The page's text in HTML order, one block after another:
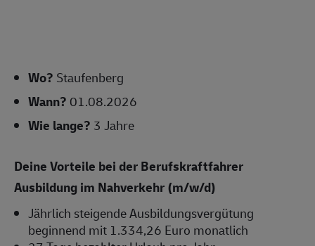
Wo? Staufenberg
Wann? 01.08.2026
Wie lange? 3 Jahre
Deine Vorteile bei der Berufskraftfahrer
Ausbildung im Nahverkehr (m/w/d)
Jährlich steigende Ausbildungsvergütung
beginnend mit 1.334,26 Euro monatlich